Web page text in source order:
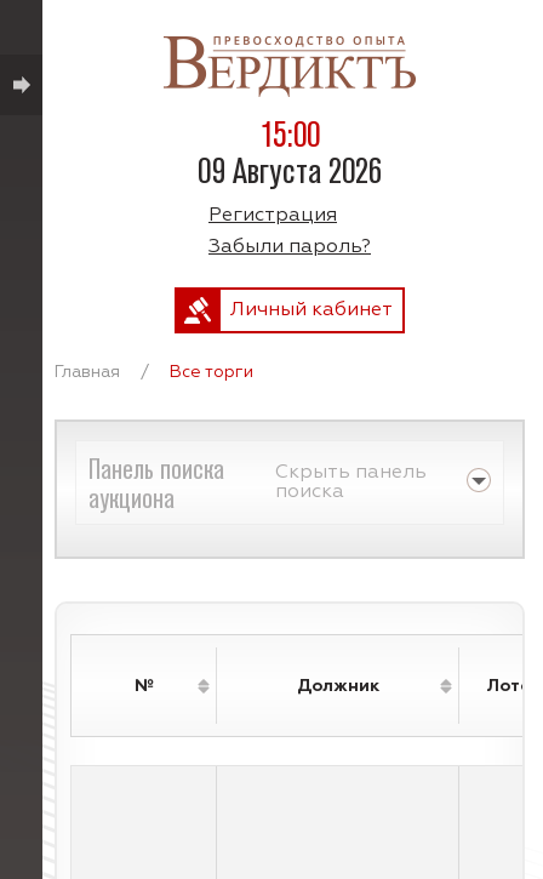
15:00
09 Августа 2026
Регистрация
Забыли пароль?
Личный кабинет
Главная / Все торги
Панель поиска
аукциона
Скрыть панель
поиска
№ Должник Лотов